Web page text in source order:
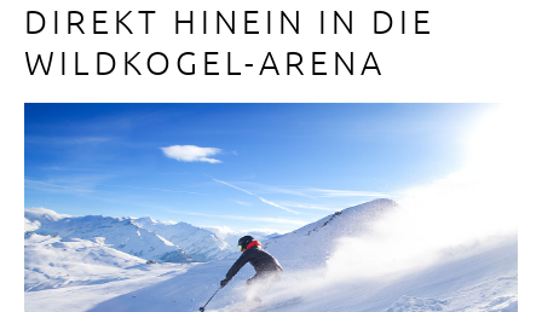
DIREKT HINEIN IN DIE
WILDKOGEL-ARENA